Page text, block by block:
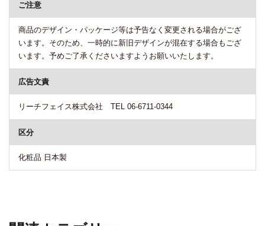
ご注意
商品のデザイン・パッケージ等は予告なく変更される場合がござ
います。そのため、一時的に新旧デザインが混在する場合もござ
います。予めご了承くださいますようお願いいたします。
広告文責
リーチフェイス株式会社 TEL 06-6711-0344
区分
化粧品 日本製